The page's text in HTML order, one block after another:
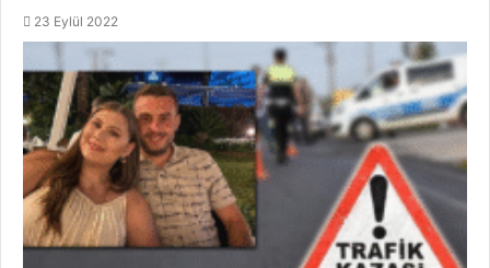
23 Eylül 2022